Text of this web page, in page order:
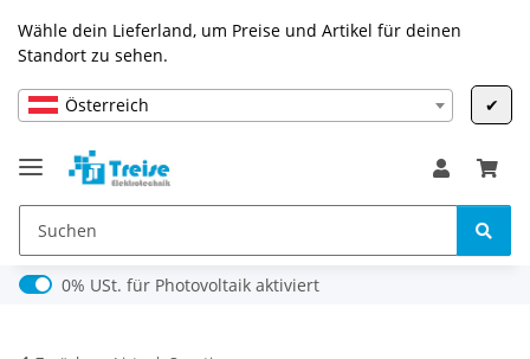
Wähle dein Lieferland, um Preise und Artikel für deinen
Standort zu sehen.
Österreich ✔
0% USt. für Photovoltaik (§ 12 Abs. 3 UStG)
0% USt. für Photovoltaik aktiviert